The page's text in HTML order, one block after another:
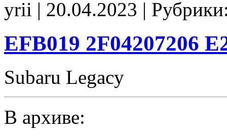
E2
yrii | 20.04.2023 |
EFB019 2F04207206
Subaru Legacy
В архиве: